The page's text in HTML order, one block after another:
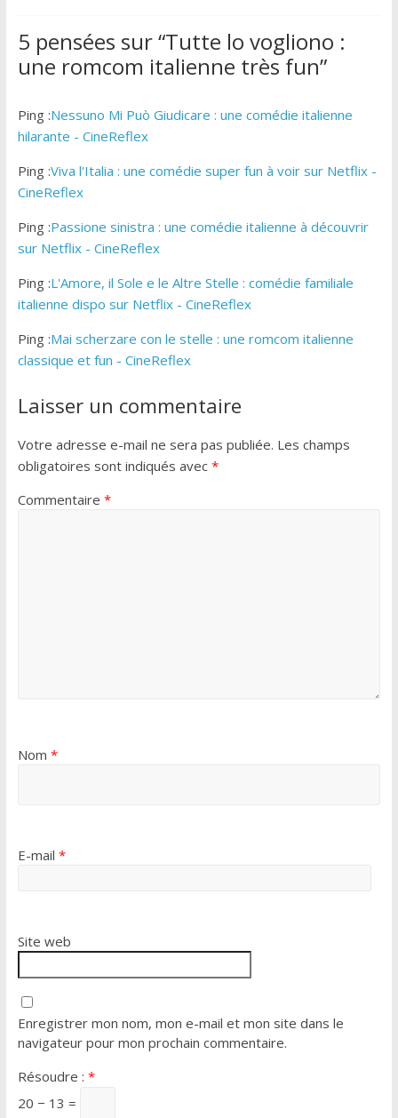
5 pensées sur “Tutte lo vogliono :
une romcom italienne très fun”
Ping :Nessuno Mi Può Giudicare : une comédie italienne
hilarante - CineReflex
Ping :Viva l'Italia : une comédie super fun à voir sur Netflix -
CineReflex
Ping :Passione sinistra : une comédie italienne à découvrir
sur Netflix - CineReflex
Ping :L'Amore, il Sole e le Altre Stelle : comédie familiale
italienne dispo sur Netflix - CineReflex
Ping :Mai scherzare con le stelle : une romcom italienne
classique et fun - CineReflex
Laisser un commentaire
Votre adresse e-mail ne sera pas publiée. Les champs
obligatoires sont indiqués avec *
Commentaire *
Nom *
E-mail *
Site web
Enregistrer mon nom, mon e-mail et mon site dans le
navigateur pour mon prochain commentaire.
Résoudre : *
20 − 13 =